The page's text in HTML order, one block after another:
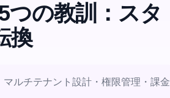
つの教訓：スタ
換
ルチテナント設計・権限管理・課金